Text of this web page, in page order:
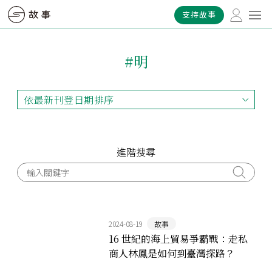
支持故事
#明
依最新刊登日期排序
依最新刊登日期排序
進階搜尋
2024-08-19 故事
16 世紀的海上貿易爭霸戰：走私
商人林鳳是如何到臺灣探路？